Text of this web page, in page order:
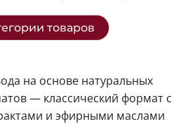
товаров
на основе натуральных
— классический формат с
и эфирными маслами